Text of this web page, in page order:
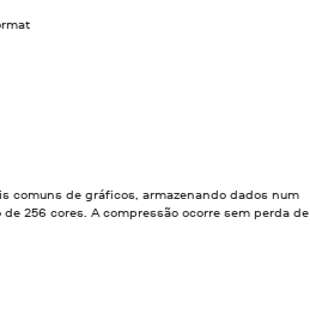
comuns de gráficos, armazenando dados num
256 cores. A compressão ocorre sem perda de